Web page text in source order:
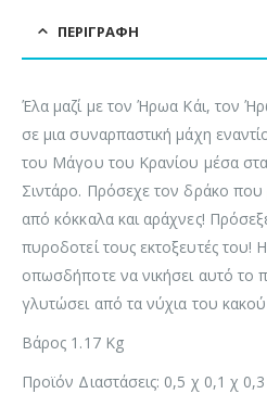
ΠΕΡΙΓΡΑΦΉ
Έλα μαζί με τον Ήρωα Κάι, τον
σε μια συναρπαστική μάχη
του Μάγου του Κρανίου μέσα
Σιντάρο. Πρόσεχε τον δράκο που
από κόκκαλα και αράχνες!
πυροδοτεί τους εκτοξευτές του!
οπωσδήποτε να νικήσει αυτό το
γλυτώσει από τα νύχια του
Βάρος 1.17 Kg
Προϊόν Διαστάσεις: 0,5 χ 0,1 χ